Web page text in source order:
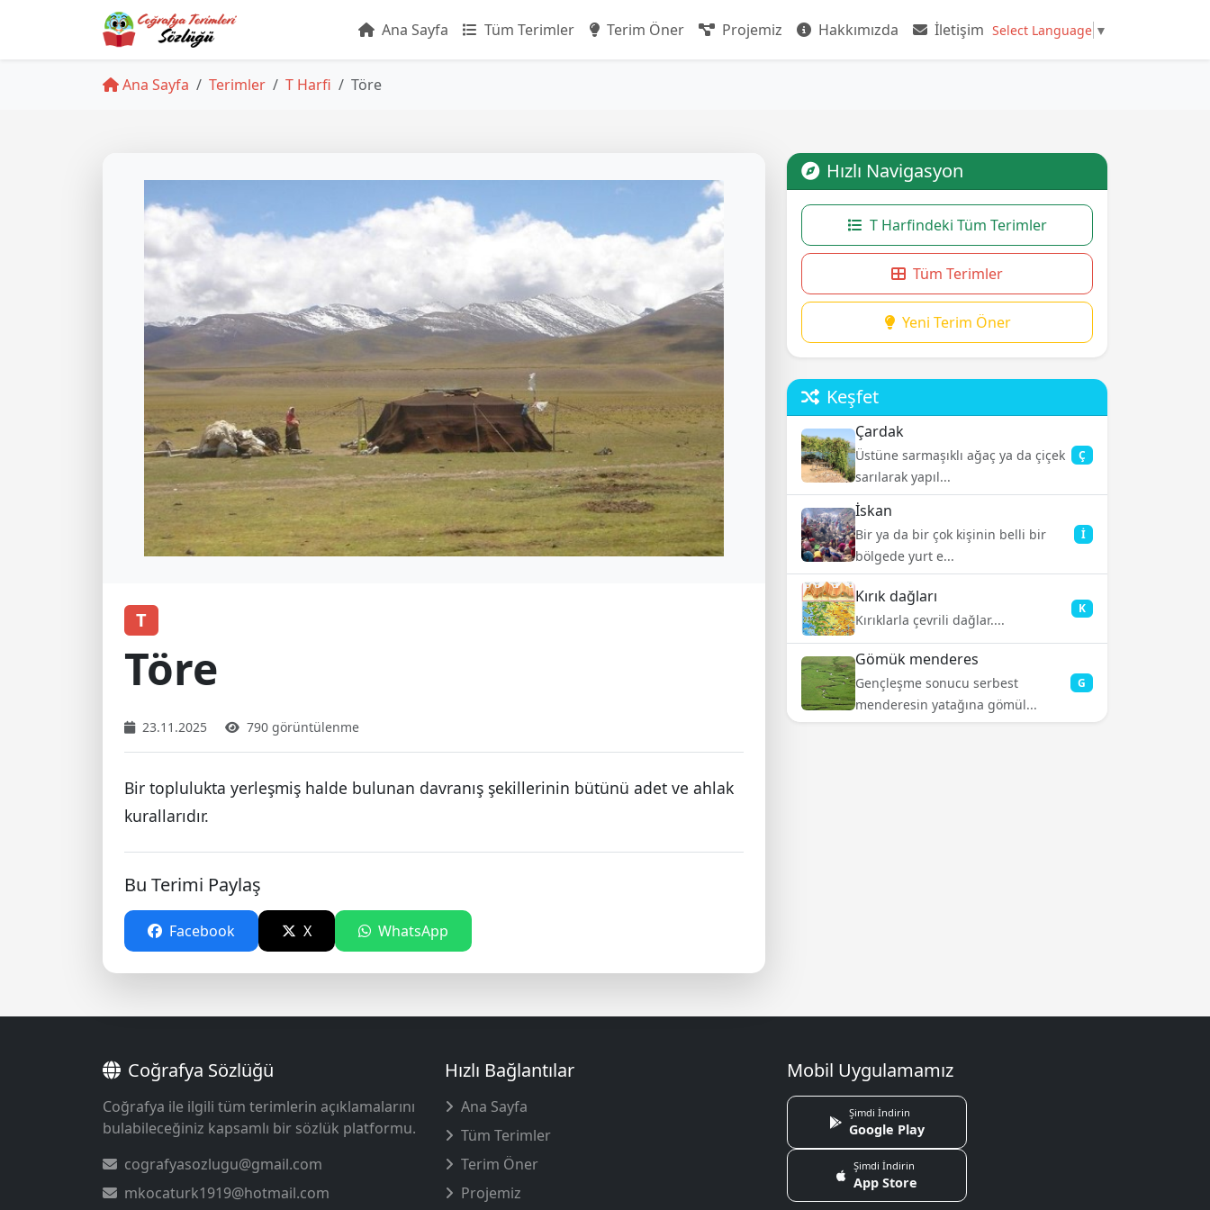
Ana Sayfa Tüm Terimler Terim Öner Projemiz Hakkımızda İletişim Select Language ▼
Ana Sayfa Terimler T Harfi Töre
T
Töre
23.11.2025 790 görüntülenme
Bir toplulukta yerleşmiş halde bulunan davranış şekillerinin bütünü adet ve ahlak
kurallarıdır.
Bu Terimi Paylaş
Facebook X WhatsApp
Hızlı Navigasyon
T Harfindeki Tüm Terimler
Tüm Terimler
Yeni Terim Öner
Keşfet
Çardak
Üstüne sarmaşıklı ağaç ya da çiçek
sarılarak yapıl...
Ç
İskan
Bir ya da bir çok kişinin belli bir
bölgede yurt e...
İ
Kırık dağları
Kırıklarla çevrili dağlar....
K
Gömük menderes
Gençleşme sonucu serbest
menderesin yatağına gömül...
G
Coğrafya Sözlüğü
Coğrafya ile ilgili tüm terimlerin açıklamalarını
bulabileceğiniz kapsamlı bir sözlük platformu.
cografyasozlugu@gmail.com
mkocaturk1919@hotmail.com
Hızlı Bağlantılar
Ana Sayfa
Tüm Terimler
Terim Öner
Projemiz
Mobil Uygulamamız
Şimdi İndirin
Google Play
Şimdi İndirin
App Store